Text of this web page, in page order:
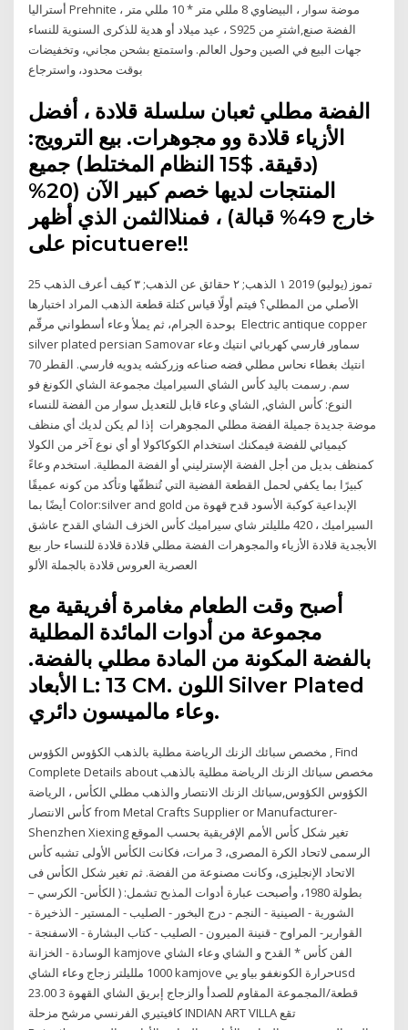
أستراليا Prehnite موضة سوار ، البيضاوي 8 مللي متر * 10 مللي متر ،
عيد ميلاد أو هدية للذكرى السنوية للنساء ، S925 الفضة صنع,اشترِ من
جهات البيع في الصين وحول العالم. واستمتع بشحن مجاني، وتخفيضات
بوقت محدود، واسترجاع
الفضة مطلي ثعبان سلسلة قلادة ، أفضل
الأزياء قلادة وو مجوهرات. بيع الترويج:
(دقيقة. $15 النظام المختلط) جميع
المنتجات لديها خصم كبير الآن (20%
خارج 49% قبالة) ، فمنلاالثمن الذي أظهر
على picutuere!!
25 تموز (يوليو) 2019 ١ الذهب; ٢ حقائق عن الذهب; ٣ كيف أعرف الذهب
الأصلي من المطلي؟ فيتم أولًا قياس كتلة قطعة الذهب المراد اختبارها
بوحدة الجرام، ثم يملأ وعاء أسطواني مرقّم Electric antique copper
silver plated persian Samovar سماور فارسي كهربائي انتيك وعاء
انتيك بغطاء نحاس مطلي فضه صناعه وزركشه يدويه فارسي. القطر 70
سم. رسمت باليد كأس الشاي السيراميك مجموعة الشاي الكونغ فو
النوع: كأس الشاي, الشاي وعاء قابل للتعديل سوار من الفضة للنساء
موضة جديدة جميلة الفضة مطلي المجوهرات إذا لم يكن لديك أي منظف
كيميائي للفضة فيمكنك استخدام الكوكاكولا أو أي نوع آخر من الكولا
كمنظف بديل من أجل الفضة الإسترليني أو الفضة المطلية. استخدم وعاءً
كبيرًا بما يكفي لحمل القطعة الفضية التي تُنظفّها وتأكد من كونه عميقًا
أيضًا بما Color:silver and gold الإبداعية كوكبة الأسود قدح قهوة من
السيراميك ، 420 ملليلتر شاي سيراميك كأس الخزف الشاي القدح عاشق
الأبجدية قلادة الأزياء والمجوهرات الفضة مطلي قلادة قلادة للنساء حار بيع
العصرية العروس قلادة بالجملة الألو
أصبح وقت الطعام مغامرة أفريقية مع
مجموعة من أدوات المائدة المطلية
بالفضة المكونة من المادة مطلي بالفضة.
الأبعاد L: 13 CM. اللون Silver Plated
وعاء مالميسون دائري.
مخصص سبائك الزنك الرياضة مطلية بالذهب الكؤوس الكؤوس , Find
Complete Details about مخصص سبائك الزنك الرياضة مطلية بالذهب
الكؤوس الكؤوس,سبائك الزنك الانتصار والذهب مطلي الكأس ، الرياضة
كأس الانتصار from Metal Crafts Supplier or Manufacturer-
Shenzhen Xiexing تغير شكل كأس الأمم الإفريقية بحسب الموقع
الرسمى لاتحاد الكرة المصرى، 3 مرات، فكانت الكأس الأولى تشبه كأس
الاتحاد الإنجليزى، وكانت مصنوعة من الفضة. ثم تغير شكل الكأس فى
بطولة 1980، وأصبحت عبارة أدوات المذبح تشمل: ( الكأس- الكرسي –
الشورية - الصينية - النجم - درج البخور - الصليب - المستير - الذخيرة -
القوارير- المراوح - قنينة الميرون - الصليب - كتاب البشارة - الاسفنجة -
الوسادة - الخزانة kamjove الفن كأس * القدح و الشاي وعاء الشاي
1000 ملليلتر زجاج وعاء الشاي kamjove حرارة الكونغفو بياو ييusd
23.00 3 قطعة/المجموعة المقاوم للصدأ والزجاج إبريق الشاي القهوة
كافيتيري الفرنسي مرشح مزحلة INDIAN ART VILLA تقع